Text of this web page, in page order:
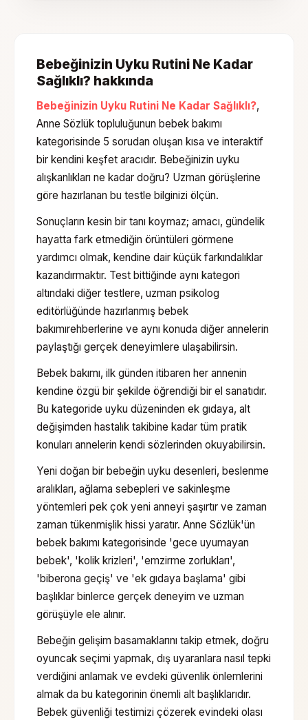
Bebeğinizin Uyku Rutini Ne Kadar
Sağlıklı? hakkında
Bebeğinizin Uyku Rutini Ne Kadar Sağlıklı?,
Anne Sözlük topluluğunun bebek bakımı
kategorisinde 5 sorudan oluşan kısa ve interaktif
bir kendini keşfet aracıdır. Bebeğinizin uyku
alışkanlıkları ne kadar doğru? Uzman görüşlerine
göre hazırlanan bu testle bilginizi ölçün.
Sonuçların kesin bir tanı koymaz; amacı, gündelik
hayatta fark etmediğin örüntüleri görmene
yardımcı olmak, kendine dair küçük farkındalıklar
kazandırmaktır. Test bittiğinde aynı kategori
altındaki diğer testlere, uzman psikolog
editörlüğünde hazırlanmış bebek
bakımırehberlerine ve aynı konuda diğer annelerin
paylaştığı gerçek deneyimlere ulaşabilirsin.
Bebek bakımı, ilk günden itibaren her annenin
kendine özgü bir şekilde öğrendiği bir el sanatıdır.
Bu kategoride uyku düzeninden ek gıdaya, alt
değişimden hastalık takibine kadar tüm pratik
konuları annelerin kendi sözlerinden okuyabilirsin.
Yeni doğan bir bebeğin uyku desenleri, beslenme
aralıkları, ağlama sebepleri ve sakinleşme
yöntemleri pek çok yeni anneyi şaşırtır ve zaman
zaman tükenmişlik hissi yaratır. Anne Sözlük'ün
bebek bakımı kategorisinde 'gece uyumayan
bebek', 'kolik krizleri', 'emzirme zorlukları',
'biberona geçiş' ve 'ek gıdaya başlama' gibi
başlıklar binlerce gerçek deneyim ve uzman
görüşüyle ele alınır.
Bebeğin gelişim basamaklarını takip etmek, doğru
oyuncak seçimi yapmak, dış uyaranlara nasıl tepki
verdiğini anlamak ve evdeki güvenlik önlemlerini
almak da bu kategorinin önemli alt başlıklarıdır.
Bebek güvenliği testimizi çözerek evindeki olası